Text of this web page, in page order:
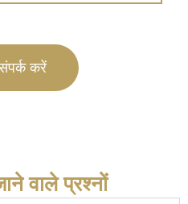
करें
वाले प्रश्नों